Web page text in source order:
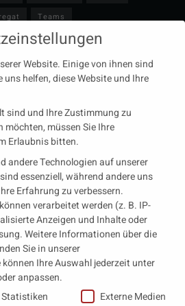
Teams
Turbolader Video
künftig mit Geothermie
für die Stromversorgung im
Marinemotoren startet den
Website. Einige von ihnen sind
helfen, diese Website und Ihre
sind und Ihre Zustimmung zu
müssen Sie Ihre
Erlaubnis bitten.
andere Technologien auf unserer
essenziell, während andere uns
Erfahrung zu verbessern.
verarbeitet werden (z. B. IP-
Anzeigen und Inhalte oder
Weitere Informationen über die
Sie in unserer
können Ihre Auswahl jederzeit unter
anpassen.
Statistiken Externe Medien